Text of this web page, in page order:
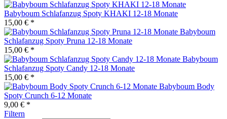
Babyboum Schlafanzug Spoty KHAKI 12-18 Monate
15,00 € *
Babyboum
Schlafanzug Spoty Pruna 12-18 Monate
15,00 € *
Babyboum
Schlafanzug Spoty Candy 12-18 Monate
15,00 € *
Babyboum Body
Spoty Crunch 6-12 Monate
9,00 € *
Filtern